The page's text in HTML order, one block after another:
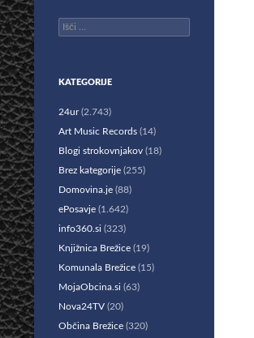
Išči:
KATEGORIJE
24ur(2.743)
Art Music Records (14)
Blogi strokovnjakov (18)
Brez kategorije (255)
Domovina.je (88)
ePosavje (1.642)
info360.si (323)
Knjižnica Brežice (19)
Komunala Brežice (15)
MojaObcina.si (63)
Nova24TV (20)
Občina Brežice (320)